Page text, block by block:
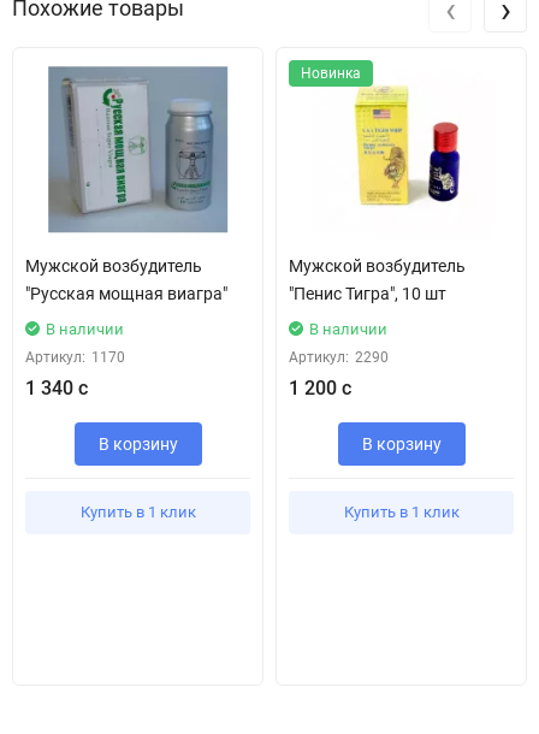
запивать пилюли водой (50-100мл).
Похожие товары
Мужской возбудитель
"Русская мощная виагра"
В наличии
Артикул: 1170
1 340 с
В корзину
Купить в 1 клик
Новинка
Мужской возбудитель
"Пенис Тигра", 10 шт
В наличии
Артикул: 2290
1 200 с
В корзину
Купить в 1 клик
‹ ›